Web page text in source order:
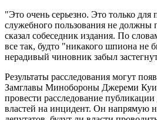
"Это очень серьезно. Это только для
служебного пользования не должны
сказал собеседник издания. По
все так, будто "никакого шпиона не
нерадивый чиновник забыл
Результаты расследования могут
Замглавы Минобороны Джереми
провести расследование
властей на инцидент. Он напрямую